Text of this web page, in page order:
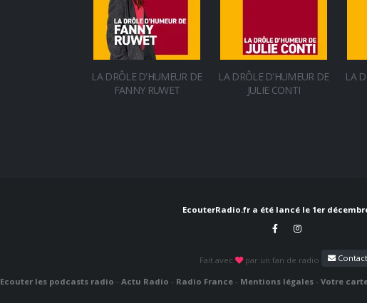
LA DRÔLE D'HUMEUR DE
FANNY RUWET
LA DRÔLE D'HUMEUR DE
JULIE CONTI
LA
EcouterRadio.fr a été lancé le 1er décembre
Fait avec par un fan de radio Contact
Ecouter les podcasts radio - Actu Radio - Radio France- Mentions légales- Votre